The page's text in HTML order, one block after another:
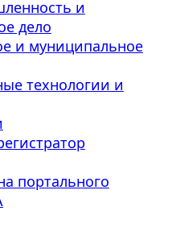
и
дело
и муниципальное
технологии и
портального